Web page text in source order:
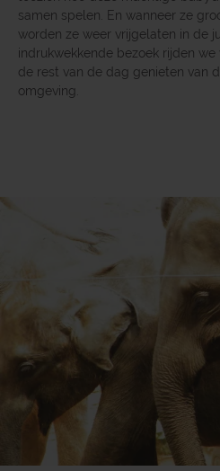
samen spelen. En wanneer ze
worden ze weer vrijgelaten in de
indrukwekkende bezoek rijden
de rest van de dag genieten van
omgeving.